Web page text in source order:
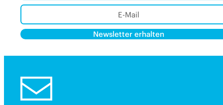
Newsletter erhalten